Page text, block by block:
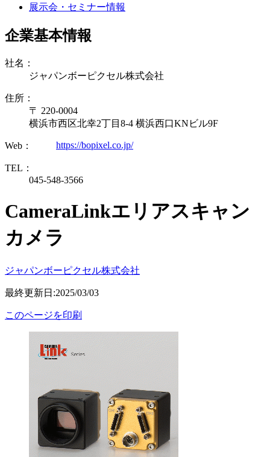
展示会・セミナー情報
企業基本情報
社名：
ジャパンボーピクセル株式会社
住所：
〒 220-0004
横浜市西区北幸2丁目8-4 横浜西口KNビル9F
Web： https://bopixel.co.jp/
TEL：
045-548-3566
CameraLinkエリアスキャン
カメラ
ジャパンボーピクセル株式会社
最終更新日:2025/03/03
このページを印刷